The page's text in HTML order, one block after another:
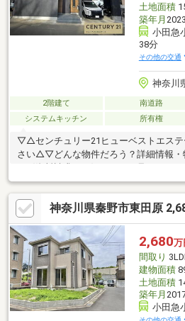
土地面積
築年月
小田急
38分
その他の交通
神奈川
2階建て 南道路
システムキッチン
所有権
▽△センチュリー21ヒューベストエステ
さい△▽どんな物件だろう？詳細情報
→〈資料請求する〉ちょっと見てみた
望 →〈見学予約する〉お電話でのお問
◆物件探し・住宅ローンのお悩みはあ
物件を探したらいいのか分からない…」
客様の理想の住まいを“一緒に”お探し
安なことは、ぜひ当社までご相談くだ
市成田170-1、平塚店：平塚市四之宮2-9-
神奈川県秦野市東田原
2,680万
間取り
建物面積
土地面積
築年月
小田急